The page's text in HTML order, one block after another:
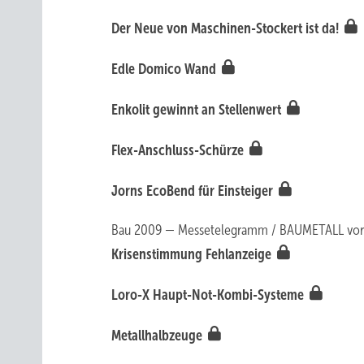
Der Neue von Maschinen-Stockert ist da!
Edle Domico Wand
Enkolit gewinnt an Stellenwert
Flex-Anschluss-Schürze
Jorns EcoBend für Einsteiger
Bau 2009 — Messetelegramm / BAUMETALL
Krisenstimmung Fehlanzeige
Loro-X Haupt-Not-Kombi-Systeme
Metallhalbzeuge